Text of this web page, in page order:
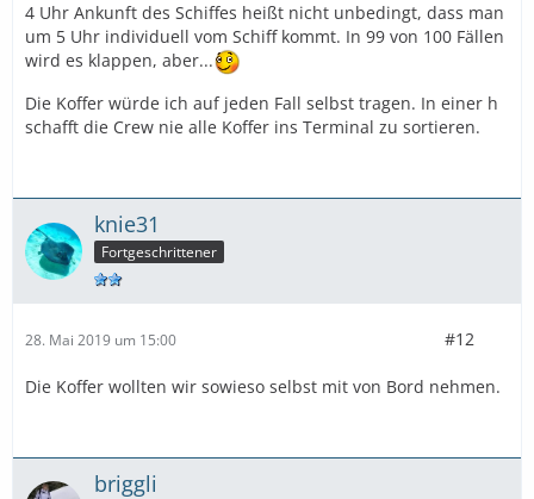
4 Uhr Ankunft des Schiffes heißt nicht unbedingt, dass man
um 5 Uhr individuell vom Schiff kommt. In 99 von 100 Fällen
wird es klappen, aber...
Die Koffer würde ich auf jeden Fall selbst tragen. In einer h
schafft die Crew nie alle Koffer ins Terminal zu sortieren.
knie31
Fortgeschrittener
28. Mai 2019 um 15:00 #12
Die Koffer wollten wir sowieso selbst mit von Bord nehmen.
briggli